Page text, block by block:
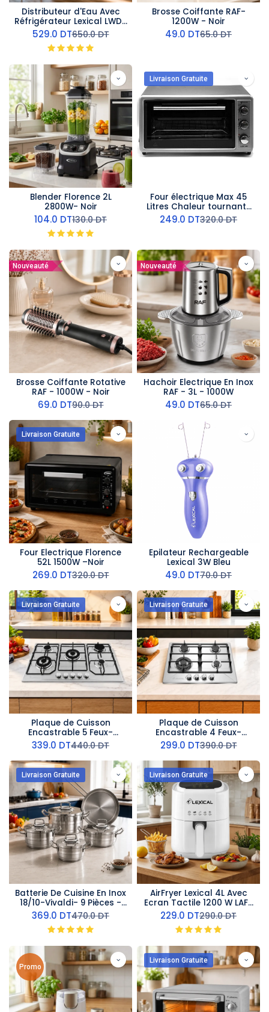
Distributeur d'Eau Avec
Réfrigérateur Lexical LWD-
6070 - Marbre Rouge
529.0 DT650.0DT
Brosse Coiffante RAF-
1200W - Noir
49.0 DT65.0DT
Blender Florence 2L
2800W- Noir
104.0 DT130.0DT
Livraison Gratuite
Four électrique Max 45
Litres Chaleur tournante
STAR ONE 1800W Noir
249.0 DT320.0DT
Nouveauté
Brosse Coiffante Rotative
RAF - 1000W - Noir
69.0 DT90.0DT
Nouveauté
Hachoir Electrique En Inox
RAF - 3L - 1000W
49.0 DT65.0DT
Livraison Gratuite
Four Electrique Florence
52L 1500W –Noir
269.0 DT320.0DT
Epilateur Rechargeable
Lexical 3W Bleu
49.0 DT70.0DT
Livraison Gratuite
Plaque de Cuisson
Encastrable 5 Feux-
Lexical
339.0 DT440.0DT
Livraison Gratuite
Plaque de Cuisson
Encastrable 4 Feux-
Lexical- Fonte
299.0 DT390.0DT
Livraison Gratuite
Batterie De Cuisine En Inox
18/10-Vivaldi- 9 Pièces -
Argent
369.0 DT470.0DT
Livraison Gratuite
AirFryer Lexical 4L Avec
Ecran Tactile 1200 W LAF-
3011- Blanc
229.0 DT290.0DT
Promo
Livraison Gratuite